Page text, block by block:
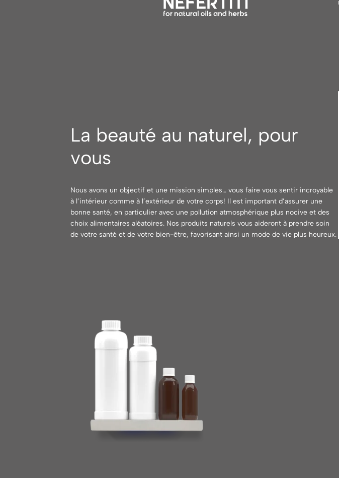
La beauté au naturel, pour
vous
Nous avons un objectif et une mission simples… vous faire vous sentir incroyable
à l’intérieur comme à l’extérieur de votre corps! Il est important d’assurer une
bonne santé, en particulier avec une pollution atmosphérique plus nocive et des
choix alimentaires aléatoires. Nos produits naturels vous aideront à prendre soin
de votre santé et de votre bien-être, favorisant ainsi un mode de vie plus heureux.